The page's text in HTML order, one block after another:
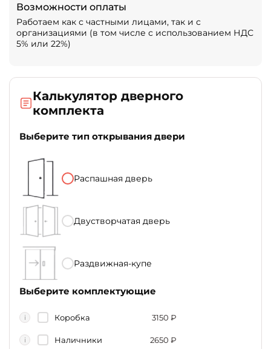
Возможности оплаты
Работаем как с частными лицами, так и с
организациями (в том числе с использованием НДС
5% или 22%)
Калькулятор дверного
комплекта
Выберите тип открывания двери
Распашная дверь
Двустворчатая дверь
Раздвижная-купе
Выберите комплектующие
i Коробка 3150 ₽
i Наличники 2650 ₽